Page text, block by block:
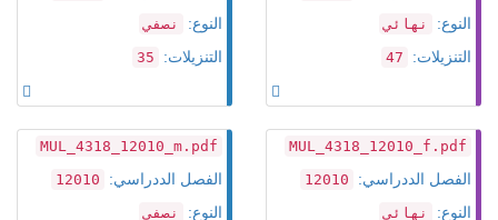
النوع: نهائي
التنزيلات: 47
النوع: نصفي
التنزيلات: 35
MUL_4318_12010_f.pdf
الفصل الددراسي: 12010
النوع: نهائي
MUL_4318_12010_m.pdf
الفصل الددراسي: 12010
النوع: نصفي